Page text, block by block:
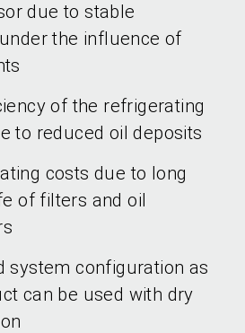
due to stable
the influence of
of the refrigerating
to reduced oil deposits
costs due to long
of filters and oil
system configuration as
can be used with dry